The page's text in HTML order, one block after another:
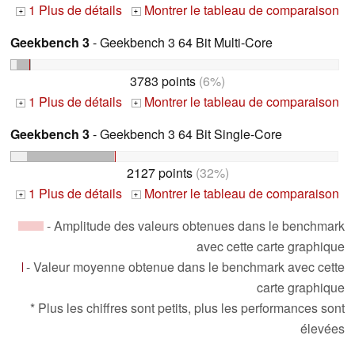
+ 1 Plus de détails + Montrer le tableau de comparaison
Geekbench 3- Geekbench 3 64 Bit Multi-Core
3783 points (6%)
+ 1 Plus de détails + Montrer le tableau de comparaison
Geekbench 3- Geekbench 3 64 Bit Single-Core
2127 points(32%)
+ 1 Plus de détails + Montrer le tableau de comparaison
- Amplitude des valeurs obtenues dans le benchmark
avec cette carte graphique
- Valeur moyenne obtenue dans le benchmark avec cette
carte graphique
* Plus les chiffres sont petits, plus les performances sont
élevées